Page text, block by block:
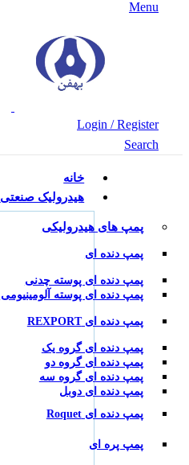
Menu
Login / Register
Search
خانه
هیدرولیک صنعتی
پمپ های هیدرولیکی
پمپ دنده ای
پمپ دنده ای پوسته چدنی
پمپ دنده ای پوسته آلومینیومی
پمپ دنده ای REXPORT
پمپ دنده ای گروه یک
پمپ دنده ای گروه دو
پمپ دنده ای گروه سه
پمپ دنده ای دوبل
پمپ دنده ای Roquet
پمپ پره ای